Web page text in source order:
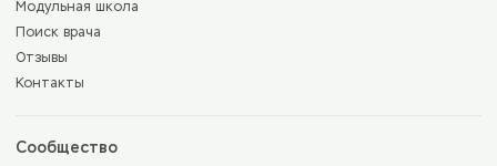
Модульная школа
Поиск врача
Отзывы
Контакты
Сообщество